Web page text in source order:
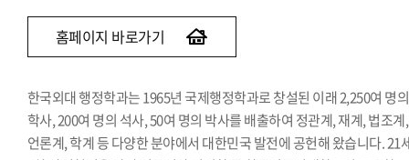
홈페이지 바로가기
한국외대 행정학과는 1965년 국제행정학과로 창설된 이래 2,250여 명의
학사, 200여 명의 석사, 50여 명의 박사를 배출하여 정관계, 재계, 법조계,
언론계, 학계 등 다양한 분야에서 대한민국 발전에 공헌해 왔습니다. 21